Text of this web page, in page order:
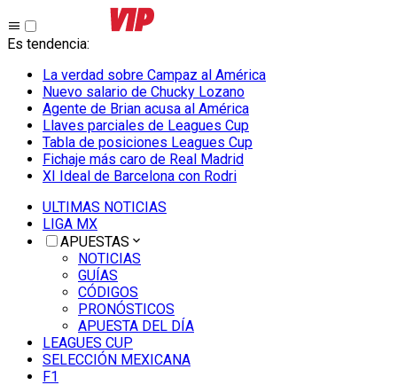
Es tendencia:
La verdad sobre Campaz al América
Nuevo salario de Chucky Lozano
Agente de Brian acusa al América
Llaves parciales de Leagues Cup
Tabla de posiciones Leagues Cup
Fichaje más caro de Real Madrid
XI Ideal de Barcelona con Rodri
ULTIMAS NOTICIAS
LIGA MX
APUESTAS
NOTICIAS
GUÍAS
CÓDIGOS
PRONÓSTICOS
APUESTA DEL DÍA
LEAGUES CUP
SELECCIÓN MEXICANA
F1